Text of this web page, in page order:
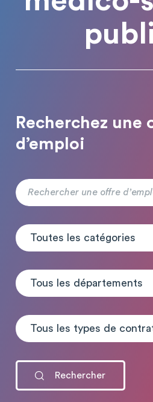
Recherchez une
d’emploi
Toutes les catégories
Tous les départements
Tous les types de